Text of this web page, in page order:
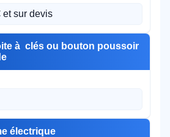
et sur devis
à clés ou bouton poussoir
électrique